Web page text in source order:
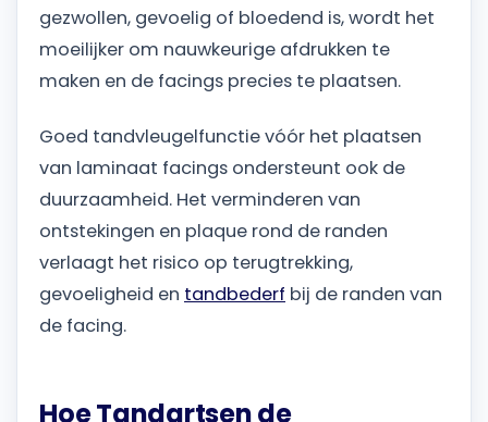
gezwollen, gevoelig of bloedend is, wordt het
moeilijker om nauwkeurige afdrukken te
maken en de facings precies te plaatsen.
Goed tandvleugelfunctie vóór het plaatsen
van laminaat facings ondersteunt ook de
duurzaamheid. Het verminderen van
ontstekingen en plaque rond de randen
verlaagt het risico op terugtrekking,
gevoeligheid en tandbederf bij de randen van
de facing.
Hoe Tandartsen de